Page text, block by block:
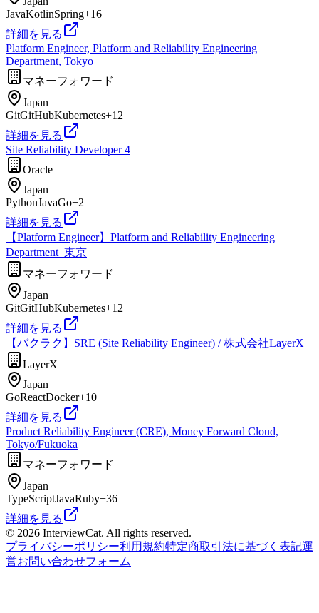
JavaKotlinSpring+16
詳細を見る
Platform Engineer, Platform and Reliability Engineering
Department, Tokyo
マネーフォワード
Japan
GitGitHubKubernetes+12
詳細を見る
Site Reliability Developer 4
Oracle
Japan
PythonJavaGo+2
詳細を見る
【Platform Engineer】Platform and Reliability Engineering
Department_東京
マネーフォワード
Japan
GitGitHubKubernetes+12
詳細を見る
【バクラク】SRE (Site Reliability Engineer) / 株式会社LayerX
LayerX
Japan
GoReactDocker+10
詳細を見る
Product Reliability Engineer (CRE), Money Forward Cloud,
Tokyo/Fukuoka
マネーフォワード
Japan
TypeScriptJavaRuby+36
詳細を見る
© 2026 InterviewCat. All rights reserved.
プライバシーポリシー利用規約特定商取引法に基づく表記運
営お問い合わせフォーム